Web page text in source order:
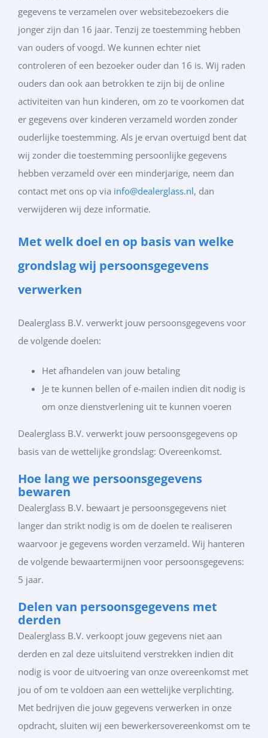
gegevens te verzamelen over websitebezoekers die
jonger zijn dan 16 jaar. Tenzij ze toestemming hebben
van ouders of voogd. We kunnen echter niet
controleren of een bezoeker ouder dan 16 is. Wij raden
ouders dan ook aan betrokken te zijn bij de online
activiteiten van hun kinderen, om zo te voorkomen dat
er gegevens over kinderen verzameld worden zonder
ouderlijke toestemming. Als je ervan overtuigd bent dat
wij zonder die toestemming persoonlijke gegevens
hebben verzameld over een minderjarige, neem dan
contact met ons op via info@dealerglass.nl, dan
verwijderen wij deze informatie.
Met welk doel en op basis van welke
grondslag wij persoonsgegevens
verwerken
Dealerglass B.V. verwerkt jouw persoonsgegevens voor
de volgende doelen:
Het afhandelen van jouw betaling
Je te kunnen bellen of e-mailen indien dit nodig is
om onze dienstverlening uit te kunnen voeren
Dealerglass B.V. verwerkt jouw persoonsgegevens op
basis van de wettelijke grondslag: Overeenkomst.
Hoe lang we persoonsgegevens
bewaren
Dealerglass B.V. bewaart je persoonsgegevens niet
langer dan strikt nodig is om de doelen te realiseren
waarvoor je gegevens worden verzameld. Wij hanteren
de volgende bewaartermijnen voor persoonsgegevens:
5 jaar.
Delen van persoonsgegevens met
derden
Dealerglass B.V. verkoopt jouw gegevens niet aan
derden en zal deze uitsluitend verstrekken indien dit
nodig is voor de uitvoering van onze overeenkomst met
jou of om te voldoen aan een wettelijke verplichting.
Met bedrijven die jouw gegevens verwerken in onze
opdracht, sluiten wij een bewerkersovereenkomst om te